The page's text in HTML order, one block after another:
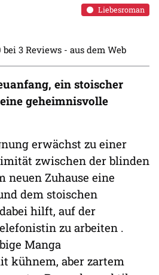
Liebesroman
bei 3 Reviews - aus dem Web
ein stoischer
geheimnisvolle
erwächst zu einer
zwischen der blinden
neuen Zuhause eine
dem stoischen
hilft, auf der
zu arbeiten .
Manga
kühnem, aber zartem